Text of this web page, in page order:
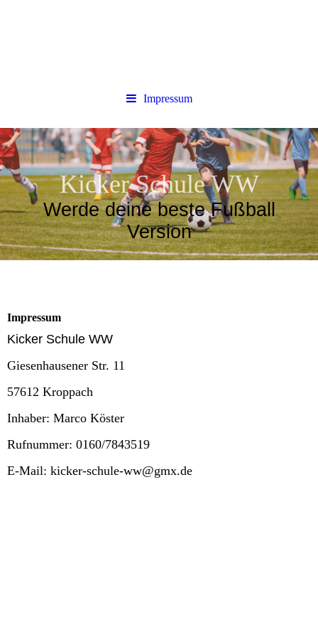
Impressum
Kicker Schule WW
Werde deine beste Fußball
Version
Impressum
Kicker Schule WW
Giesenhausener Str. 11
57612 Kroppach
Inhaber: Marco Köster
Rufnummer: 0160/7843519
E-Mail: kicker-schule-ww@gmx.de